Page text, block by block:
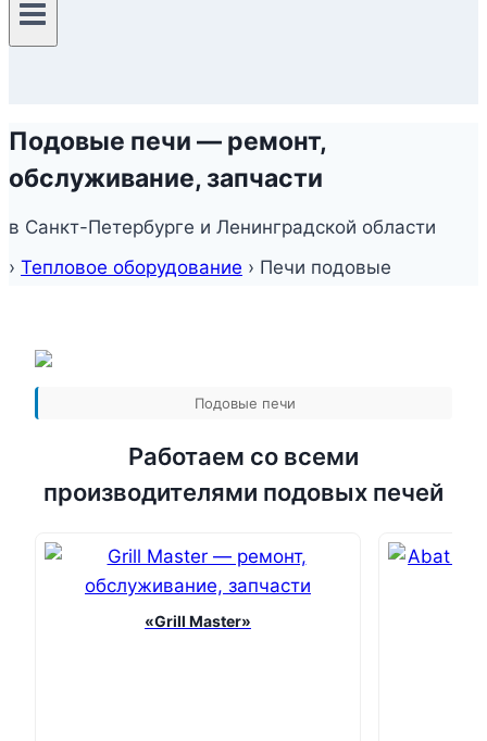
Подовые печи — ремонт,
обслуживание, запчасти
в Санкт-Петербурге и Ленинградской области
› Тепловое оборудование › Печи подовые
Подовые печи
Работаем со всеми
производителями подовых печей
«Grill Master»